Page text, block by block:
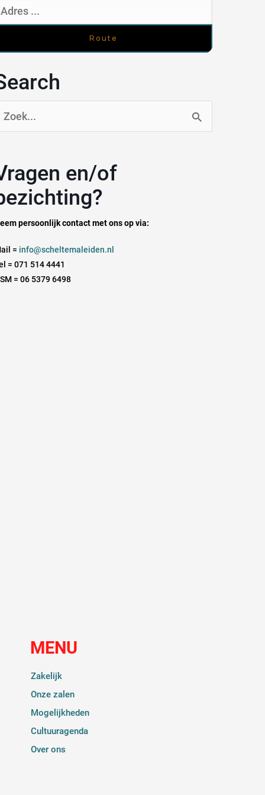
Search
of
persoonlijk contact met ons op via:
= info@scheltemaleiden.nl
= 071 514 4441
= 06 5379 6498
MENU
Zakelijk
Onze zalen
Mogelijkheden
Cultuuragenda
Over ons